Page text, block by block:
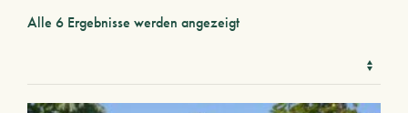
Alle 6 Ergebnisse werden angezeigt